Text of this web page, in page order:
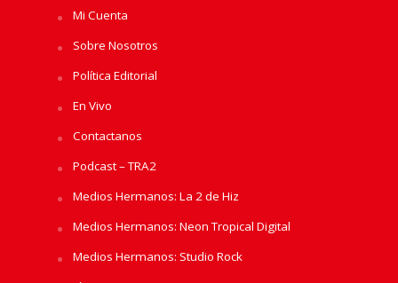
Mi Cuenta
Sobre Nosotros
Política Editorial
En Vivo
Contactanos
Podcast – TRA2
Medios Hermanos: La 2 de Hiz
Medios Hermanos: Neon Tropical Digital
Medios Hermanos: Studio Rock